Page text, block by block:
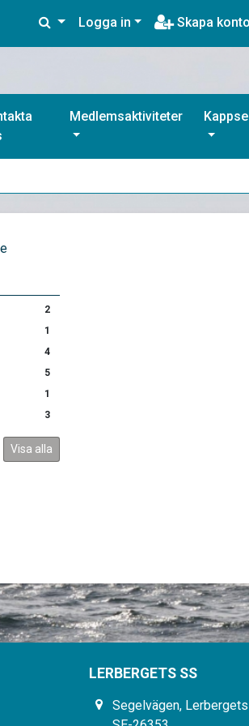
Logga in Skapa konto
Medlemsaktiviteter
2
1
4
5
1
3
Visa alla
LERBERGETS SS
Segelvägen,